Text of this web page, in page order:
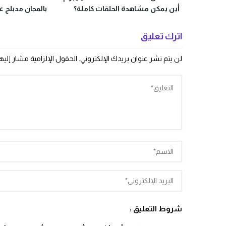
أين يمكن مشاهدة الحلقات كاملة؟
بالمجان مدبلج
اترك تعليق
لن يتم نشر عنوان بريدك الإلكتروني. الحقول الإلزامية مشار إليها
شروط التعليق :